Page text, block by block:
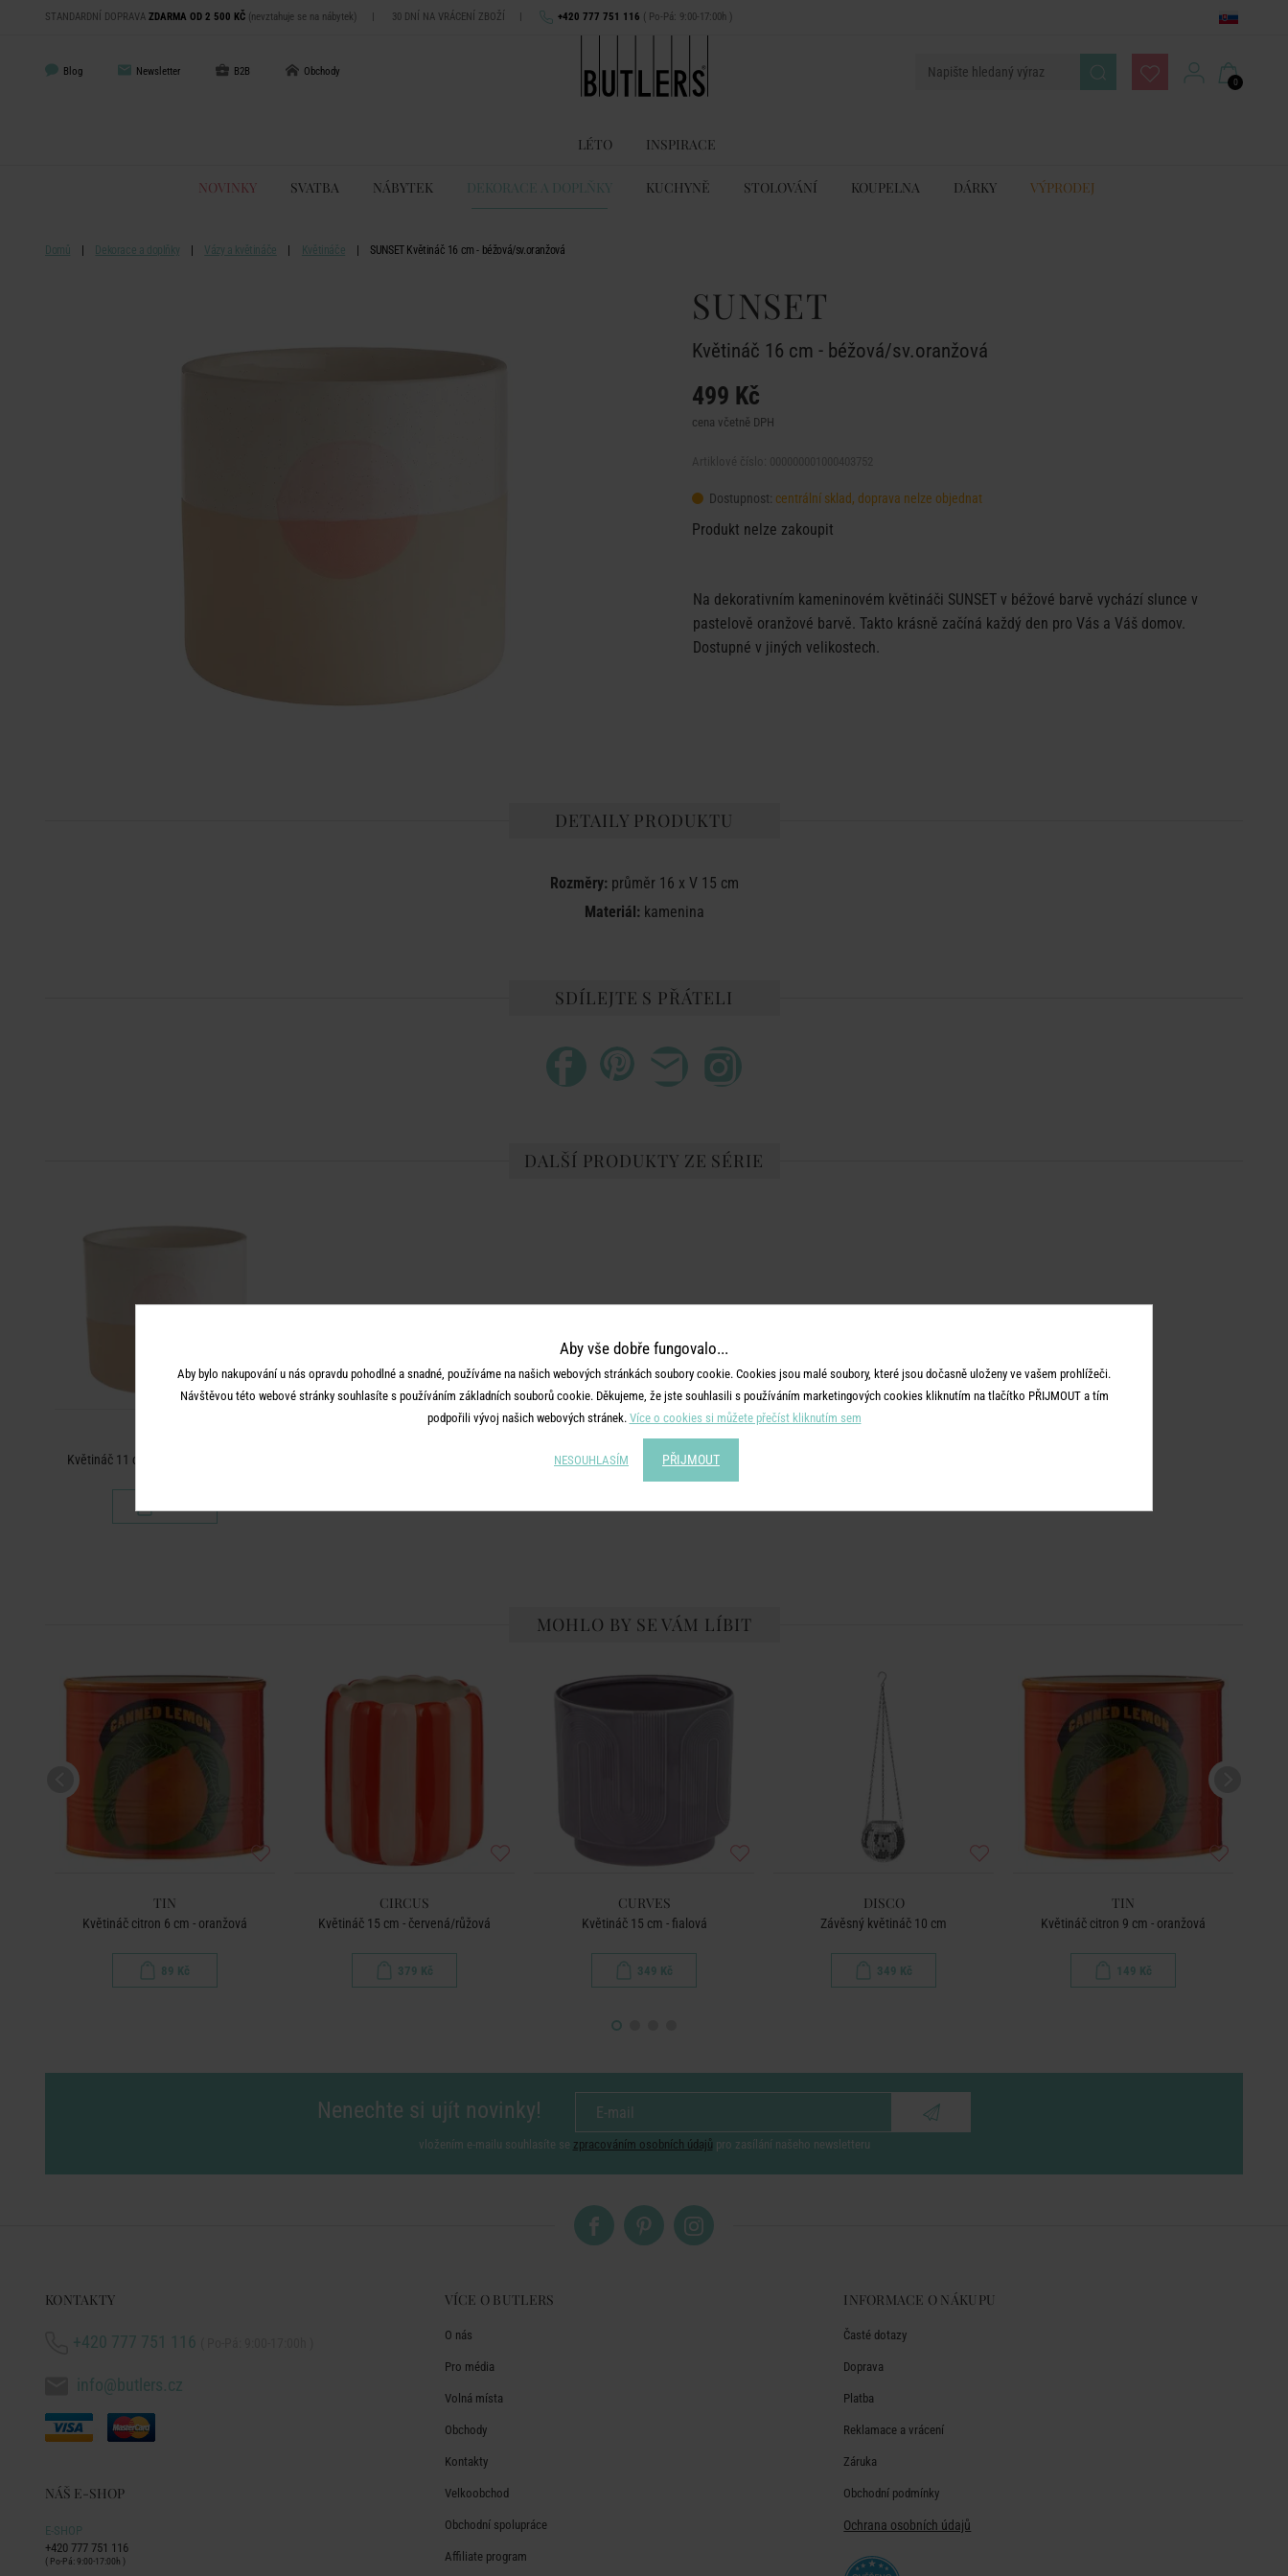
STANDARDNÍ DOPRAVA ZDARMA OD 2 500 KČ (nevztahuje se na nábytek) | 30 DNÍ NA VRÁCENÍ ZBOŽÍ | +420 777 751 116 ( Po-Pá: 9:00-17:00h )
Blog Newsletter B2B Obchody
0
LÉTO INSPIRACE
NOVINKY SVATBA NÁBYTEK DEKORACE A DOPLŇKY KUCHYNĚ STOLOVÁNÍ KOUPELNA DÁRKY VÝPRODEJ
Domů Dekorace a doplňky Vázy a květináče Květináče SUNSET Květináč 16 cm - béžová/sv.oranžová
SUNSET
Květináč 16 cm - béžová/sv.oranžová
499 Kč
cena včetně DPH
Dostupnost: centrální sklad, doprava nelze objednat
Produkt nelze zakoupit
Na dekorativním kameninovém květináči SUNSET v béžové barvě vychází slunce v
pastelově oranžové barvě. Takto krásně začíná každý den pro Vás a Váš domov.
Dostupné v jiných velikostech.
DETAILY PRODUKTU
Rozměry:průměr 16 x V 15 cm
Materiál: kamenina
SDÍLEJTE S PŘÁTELI
DALŠÍ PRODUKTY ZE SÉRIE
Květináč 11 cm - béžová/sv.oranžová
249 Kč
MOHLO BY SE VÁM LÍBIT
TIN
Květináč citron 6 cm - oranžová
89 Kč
CIRCUS
Květináč 15 cm - červená/růžová
379 Kč
CURVES
Květináč 15 cm - fialová
349 Kč
DISCO
Závěsný květináč 10 cm
349 Kč
TIN
Květináč citron 9 cm - oranžová
149 Kč
Nenechte si ujít novinky!
vložením e-mailu souhlasíte se zpracováním osobních údajů pro zasílání našeho newsletteru
KONTAKTY
+420 777 751 116
info@butlers.cz
NÁŠ E-SHOP
E-SHOP
+420 777 751 116
( Po-Pá: 9:00-17:00h )
VÍCE O BUTLERS
O nás
Pro média
Volná místa
Obchody
Kontakty
Velkoobchod
Obchodní spolupráce
Affiliate program
INFORMACE O NÁKUPU
Časté dotazy
Doprava
Platba
Reklamace a vrácení
Záruka
Obchodní podmínky
Ochrana osobních údajů
Aby vše dobře fungovalo...
Aby bylo nakupování u nás opravdu pohodlné a snadné, používáme na našich webových stránkách soubory cookie. Cookies jsou malé soubory, které jsou dočasně uloženy ve vašem prohlížeči.
Návštěvou této webové stránky souhlasíte s používáním základních souborů cookie. Děkujeme, že jste souhlasili s používáním marketingových cookies kliknutím na tlačítko PŘIJMOUT a tím
podpořili vývoj našich webových stránek. Více o cookies si můžete přečíst kliknutím sem
NESOUHLASÍM PŘIJMOUT